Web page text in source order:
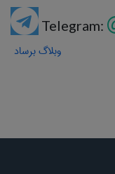
Telegram:
وبلاگ برساد